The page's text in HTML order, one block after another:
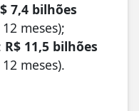
7,4 bilhões
meses);
R$ 11,5 bilhões
meses).